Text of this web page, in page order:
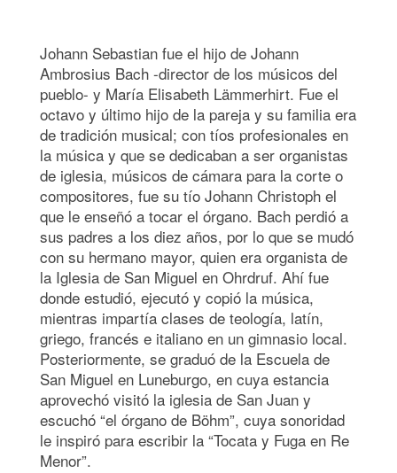
Johann Sebastian fue el hijo de Johann
Ambrosius Bach -director de los músicos del
pueblo- y María Elisabeth Lämmerhirt. Fue el
octavo y último hijo de la pareja y su familia era
de tradición musical; con tíos profesionales en
la música y que se dedicaban a ser organistas
de iglesia, músicos de cámara para la corte o
compositores, fue su tío Johann Christoph el
que le enseñó a tocar el órgano. Bach perdió a
sus padres a los diez años, por lo que se mudó
con su hermano mayor, quien era organista de
la Iglesia de San Miguel en Ohrdruf. Ahí fue
donde estudió, ejecutó y copió la música,
mientras impartía clases de teología, latín,
griego, francés e italiano en un gimnasio local.
Posteriormente, se graduó de la Escuela de
San Miguel en Luneburgo, en cuya estancia
aprovechó visitó la iglesia de San Juan y
escuchó “el órgano de Böhm”, cuya sonoridad
le inspiró para escribir la “Tocata y Fuga en Re
Menor”.